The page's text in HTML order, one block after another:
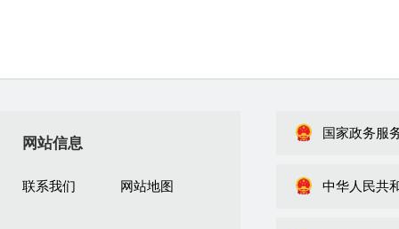
网站信息
联系我们 网站地图
国家政务服
中华人民共